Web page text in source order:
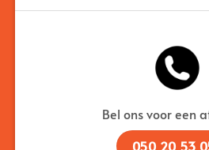
Bel ons voor een
050 20 53